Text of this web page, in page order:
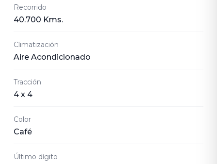
Recorrido
40.700 Kms.
Climatización
Aire Acondicionado
Tracción
4 x 4
Color
Café
Último dígito